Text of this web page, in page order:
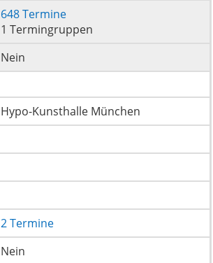
648 Termine
1 Termingruppen
Nein
Hypo-Kunsthalle München
2 Termine
Nein